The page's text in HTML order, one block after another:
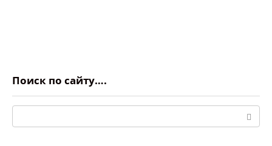
Поиск по сайту….
Поиск: